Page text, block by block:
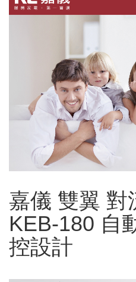
嘉儀 雙翼 對
KEB-180 自
控設計